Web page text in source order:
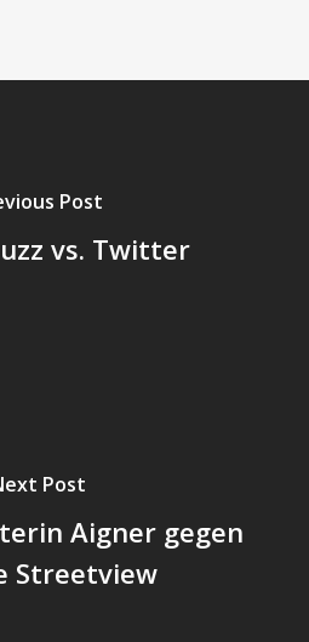
Post
vs. Twitter
Post
Aigner gegen
Streetview